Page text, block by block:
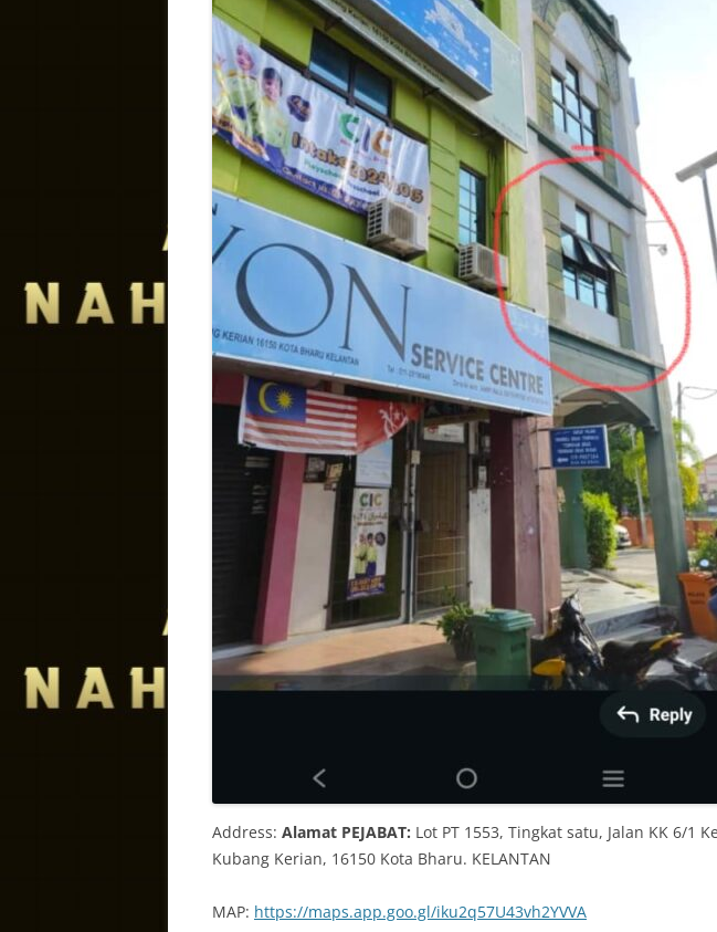
Address: Alamat PEJABAT: Lot PT 1553, Tingkat satu, Jalan KK 6/1
Kubang Kerian, 16150 Kota Bharu. KELANTAN
MAP: https://maps.app.goo.gl/iku2q57U43vh2YVVA